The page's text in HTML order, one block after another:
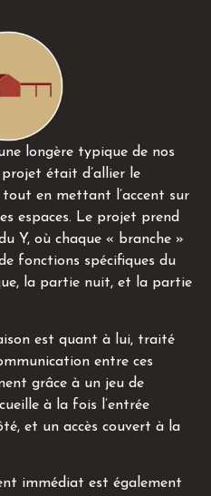
longère typique de nos
était d’allier le
en mettant l’accent sur
espaces. Le projet prend
Y, où chaque « branche »
fonctions spécifiques du
la partie nuit, et la partie
est quant à lui, traité
entre ces
grâce à un jeu de
à la fois l’entrée
et un accès couvert à la
immédiat est également